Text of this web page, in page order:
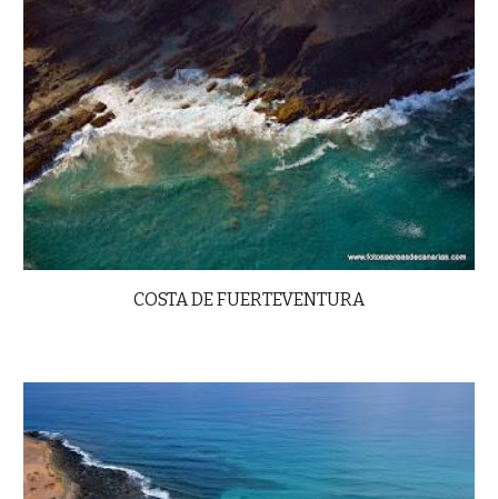
COSTA DE FUERTEVENTURA